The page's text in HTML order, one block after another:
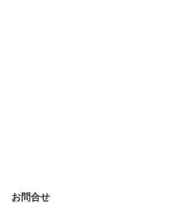
お問合せ